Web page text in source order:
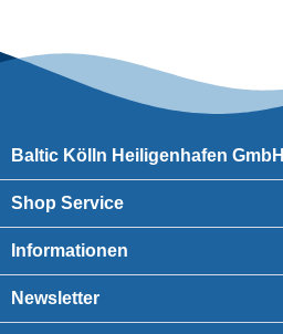
Baltic Kölln Heiligenhafen GmbH
Shop Service
Informationen
Newsletter